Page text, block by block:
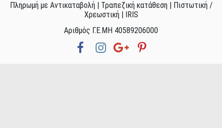
Πληρωμή με Αντικαταβολή | Τραπεζική κατάθεση | Πιστωτική /
Χρεωστική | IRIS
Αριθμός Γ.Ε.ΜΗ 40589206000